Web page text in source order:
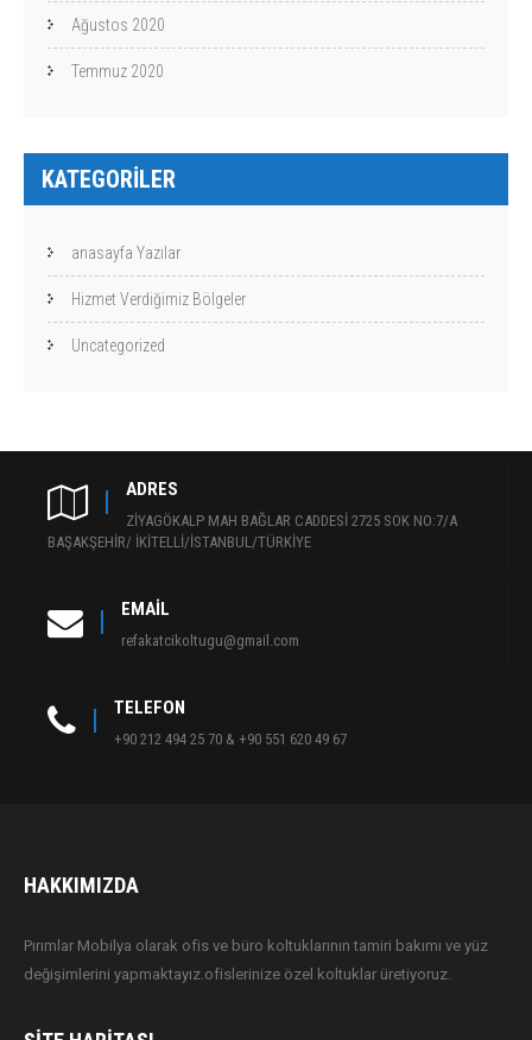
Ağustos 2020
Temmuz 2020
KATEGORILER
anasayfa Yazılar
Hizmet Verdiğimiz Bölgeler
Uncategorized
ADRES
ZİYAGÖKALP MAH BAĞLAR CADDESİ 2725 SOK NO:7/A
BAŞAKŞEHİR/ İKİTELLİ/İSTANBUL/TÜRKİYE
EMAIL
refakatcikoltugu@gmail.com
TELEFON
+90 212 494 25 70 & +90 551 620 49 67
HAKKIMIZDA
Pırımlar Mobilya olarak ofis ve büro koltuklarının tamiri bakımı ve yüz
değişimlerini yapmaktayız.ofislerinize özel koltuklar üretiyoruz.